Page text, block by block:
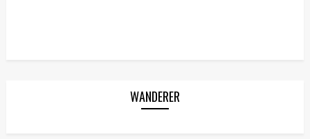
WANDERER